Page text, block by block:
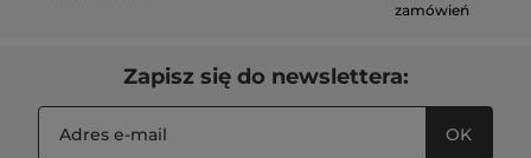
zamówień
Zapisz się do newslettera:
OK